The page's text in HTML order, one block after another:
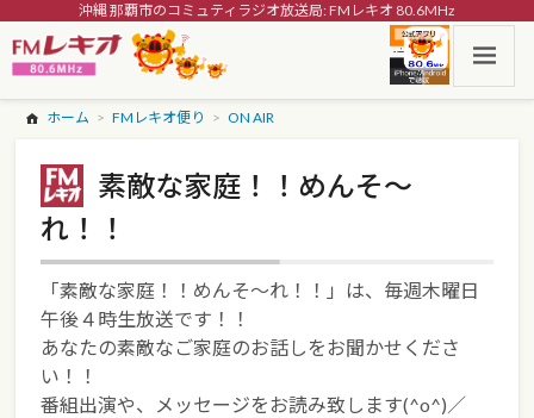
沖縄 那覇市のコミュティラジオ放送局: FMレキオ 80.6MHz
ホーム FMレキオ便り ON AIR
素敵な家庭！！めんそ～
れ！！
「素敵な家庭！！めんそ～れ！！」は、毎週木曜日
午後４時生放送です！！
あなたの素敵なご家庭のお話しをお聞かせくださ
い！！
番組出演や、メッセージをお読み致します(^o^)／